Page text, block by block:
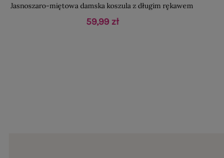
Jasnoszaro-miętowa damska koszula z długim rękawem
59,99 zł